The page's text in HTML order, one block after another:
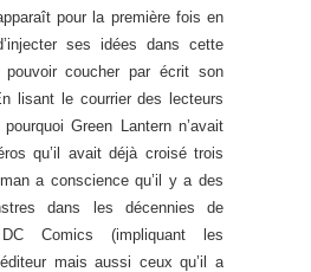
pour la première fois en
ses idées dans cette
coucher par écrit son
lisant le courrier des lecteurs
Green Lantern n’avait
qu’il avait déjà croisé trois
a conscience qu’il y a des
dans les décennies de
Comics (impliquant les
mais aussi ceux qu’il a